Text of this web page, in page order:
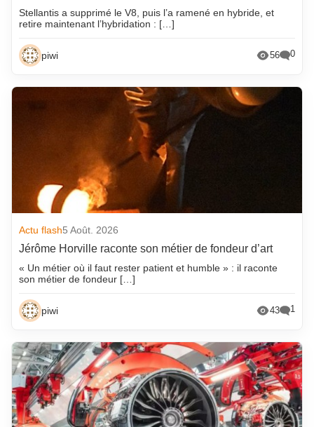
Stellantis a supprimé le V8, puis l’a ramené en hybride, et
retire maintenant l’hybridation : […]
piwi 56 0
Actu flash5 Août. 2026
Jérôme Horville raconte son métier de fondeur d’art
« Un métier où il faut rester patient et humble » : il raconte
son métier de fondeur […]
piwi 43 1